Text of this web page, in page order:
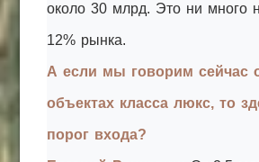
около 30 млрд. Это ни много
12% рынка.
А если мы говорим сейчас
объектах класса люкс, то
порог входа?